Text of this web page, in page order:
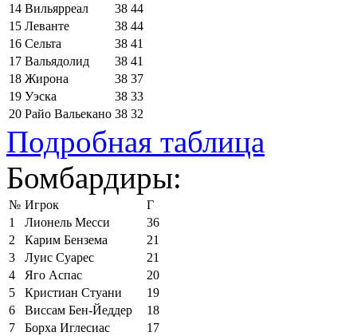
14 Вильярреал 38 44
15 Леванте 38 44
16 Сельта 38 41
17 Вальядолид 38 41
18 Жирона 38 37
19 Уэска 38 33
20 Райо Вальекано 38 32
Подробная таблица
Бомбардиры:
№ Игрок
Г
1
Лионель Месси
36
2
Карим Бензема
21
3
Луис Суарес
21
4
Яго Аспас
20
5
Кристиан Стуани
19
6
Виссам Бен-Йеддер
18
7
Борха Иглесиас
17